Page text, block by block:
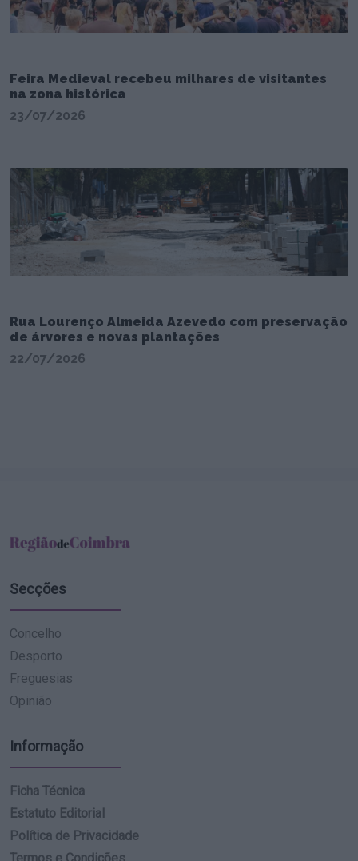
Feira Medieval recebeu milhares de visitantes
na zona histórica
23/07/2026
Rua Lourenço Almeida Azevedo com preservação
de árvores e novas plantações
22/07/2026
Secções
Concelho
Desporto
Freguesias
Opinião
Informação
Ficha Técnica
Estatuto Editorial
Política de Privacidade
Termos e Condições